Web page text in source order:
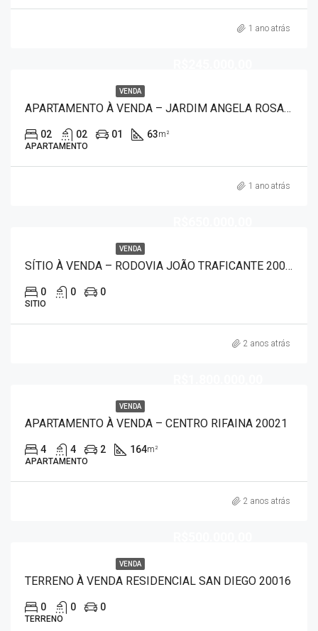
1 ano atrás
VENDA
APARTAMENTO À VENDA – JARDIM ANGELA ROSA 9348
02 02 01 63m²
APARTAMENTO
1 ano atrás
VENDA
SÍTIO À VENDA – RODOVIA JOÃO TRAFICANTE 20022
0 0 0
SITIO
2 anos atrás
VENDA
APARTAMENTO À VENDA – CENTRO RIFAINA 20021
4 4 2 164m²
APARTAMENTO
2 anos atrás
VENDA
TERRENO À VENDA RESIDENCIAL SAN DIEGO 20016
0 0 0
TERRENO